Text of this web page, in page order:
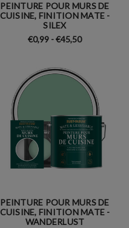
PEINTURE POUR MURS DE
CUISINE, FINITION MATE -
SILEX
€0,99 - €45,50
PEINTURE POUR MURS DE
CUISINE, FINITION MATE -
WANDERLUST